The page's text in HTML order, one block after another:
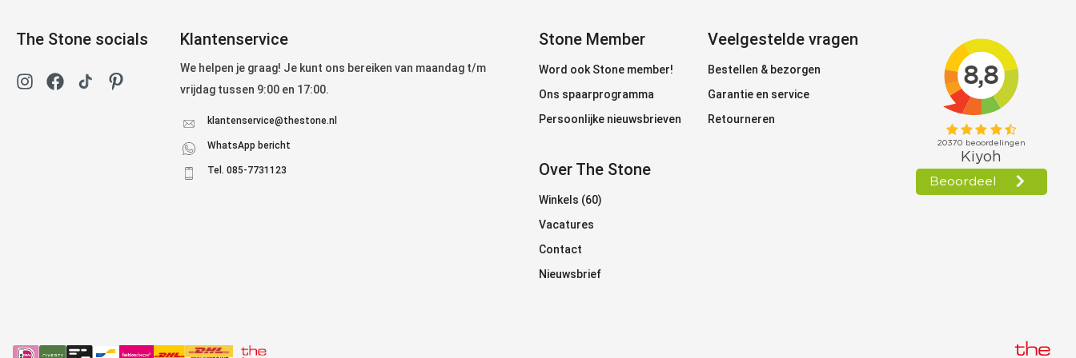
The Stone socials Klantenservice
We helpen je graag! Je kunt ons bereiken van maandag t/m
vrijdag tussen 9:00 en 17:00.
klantenservice@thestone.nl
WhatsApp bericht
Tel. 085-7731123
Stone Member
Word ook Stone member!
Ons spaarprogramma
Persoonlijke nieuwsbrieven
Over The Stone
Winkels (60)
Vacatures
Contact
Nieuwsbrief
Veelgestelde vragen
Bestellen & bezorgen
Garantie en service
Retourneren